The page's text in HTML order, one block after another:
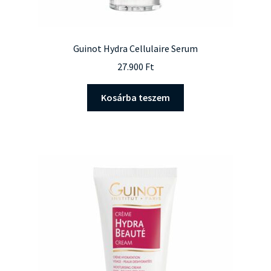
Guinot Hydra Cellulaire Serum
27.900 Ft
Kosárba teszem